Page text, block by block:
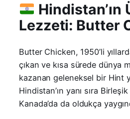
Hindistan’ın
Lezzeti: Butter
Butter Chicken, 1950’li
çıkan ve kısa sürede dünya
kazanan geleneksel bir Hint
Hindistan’ın yanı sıra
Kanada’da da oldukça